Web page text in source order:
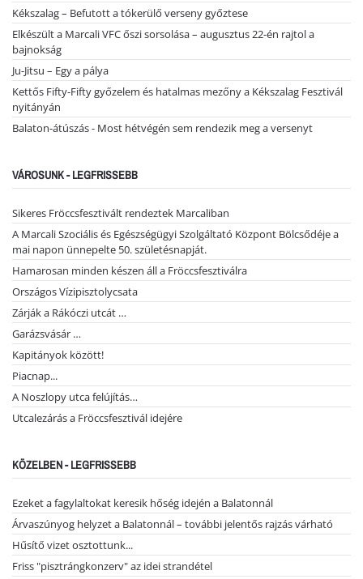
Kékszalag – Befutott a tókerülő verseny győztese
Elkészült a Marcali VFC őszi sorsolása – augusztus 22-én rajtol a
bajnokság
Ju-Jitsu – Egy a pálya
Kettős Fifty-Fifty győzelem és hatalmas mezőny a Kékszalag Fesztivál
nyitányán
Balaton-átúszás - Most hétvégén sem rendezik meg a versenyt
VÁROSUNK - LEGFRISSEBB
Sikeres Fröccsfesztivált rendeztek Marcaliban
A Marcali Szociális és Egészségügyi Szolgáltató Központ Bölcsődéje a
mai napon ünnepelte 50. születésnapját.
Hamarosan minden készen áll a Fröccsfesztiválra
Országos Vízipisztolycsata
Zárják a Rákóczi utcát …
Garázsvásár …
Kapitányok között!
Piacnap...
A Noszlopy utca felújítás…
Utcalezárás a Fröccsfesztivál idejére
KÖZELBEN - LEGFRISSEBB
Ezeket a fagylaltokat keresik hőség idején a Balatonnál
Árvaszúnyog helyzet a Balatonnál – további jelentős rajzás várható
Hűsítő vizet osztottunk...
Friss "pisztrángkonzerv" az idei strandétel